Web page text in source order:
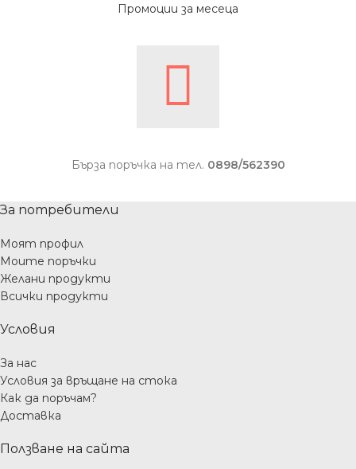
Промоции за месеца
Бърза поръчка на тел. 0898/562390
За потребители
Моят профил
Моите поръчки
Желани продукти
Всички продукти
Условия
За нас
Условия за връщане на стока
Как да поръчам?
Доставка
Ползване на сайта